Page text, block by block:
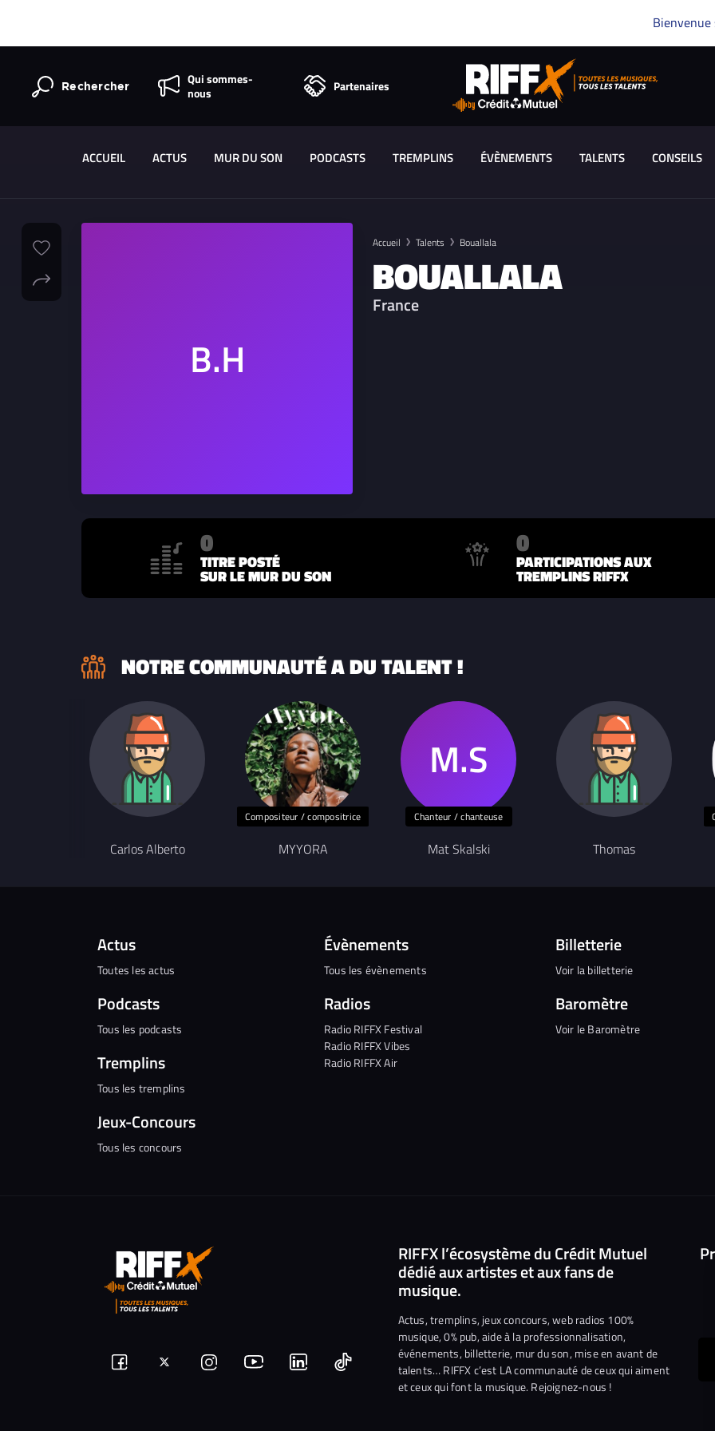
Bienvenue
Rechercher
Qui sommes-
nous
Partenaires
ACCUEIL ACTUS MUR DU SON PODCASTS TREMPLINS ÉVÈNEMENTS TALENTS CONSEILS
Accueil Talents Bouallala
BOUALLALA
France
0
TITRE POSTÉ
SUR LE MUR DU SON
0
PARTICIPATIONS AUX
TREMPLINS RIFFX
NOTRE COMMUNAUTÉ A DU TALENT !
Carlos Alberto
Compositeur / compositrice
MYYORA
Chanteur / chanteuse
Mat Skalski Thomas
Actus
Toutes les actus
Podcasts
Tous les podcasts
Tremplins
Tous les tremplins
Jeux-Concours
Tous les concours
Évènements
Tous les évènements
Radios
Radio RIFFX Festival
Radio RIFFX Vibes
Radio RIFFX Air
Billetterie
Voir la billetterie
Baromètre
Voir le Baromètre
Suivez-Suivez-Nous
NousNous Nous
RIFFX l’écosystème du Crédit Mutuel
dédié aux artistes et aux fans de
musique.
Actus, tremplins, jeux concours, web radios 100%
musique, 0% pub, aide à la professionnalisation,
événements, billetterie, mur du son, mise en avant de
talents… RIFFX c’est LA communauté de ceux qui aiment
et ceux qui font la musique. Rejoignez-nous !